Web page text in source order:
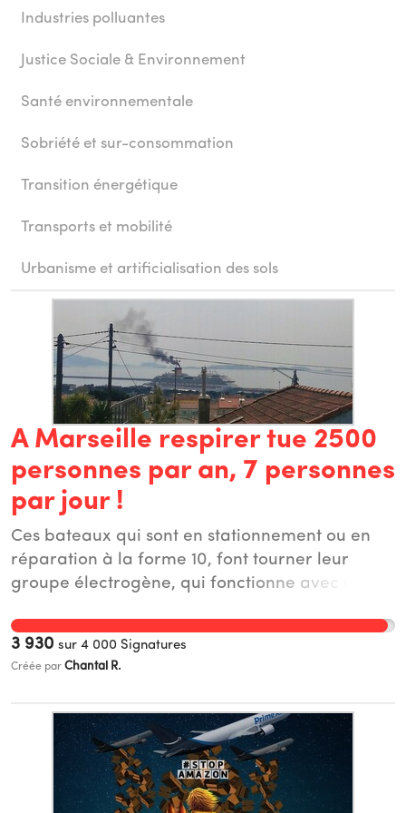
Industries polluantes
Justice Sociale & Environnement
Santé environnementale
Sobriété et sur-consommation
Transition énergétique
Transports et mobilité
Urbanisme et artificialisation des sols
A Marseille respirer tue 2500
personnes par an, 7 personnes
par jour !
Ces bateaux qui sont en stationnement ou en
réparation à la forme 10, font tourner leur
groupe électrogène, qui fonctionne avec un
augmente la puissance la nuit pour fournir
l'électricité aux personnes de l'équipage et aux
techniciens de réparation logés sur ces
aérienne, entre autre aux particules fines, et
sonore. La pollution de l'air engendrée par ces
mastodontes de la mer est responsable de
nombreux cas de cancers, de maladies
3 930 sur 4 000 Signatures
Créée par Chantal R.